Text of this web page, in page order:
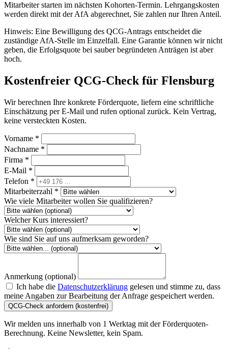
Mitarbeiter starten im nächsten Kohorten-Termin. Lehrgangskosten
werden direkt mit der AfA abgerechnet, Sie zahlen nur Ihren Anteil.
Hinweis: Eine Bewilligung des QCG-Antrags entscheidet die
zuständige AfA-Stelle im Einzelfall. Eine Garantie können wir nicht
geben, die Erfolgsquote bei sauber begründeten Anträgen ist aber
hoch.
Kostenfreier QCG-Check für Flensburg
Wir berechnen Ihre konkrete Förderquote, liefern eine schriftliche
Einschätzung per E-Mail und rufen optional zurück. Kein Vertrag,
keine versteckten Kosten.
Vorname *
Nachname *
Firma *
E-Mail *
Telefon *
Mitarbeiterzahl *
Wie viele Mitarbeiter wollen Sie qualifizieren?
Welcher Kurs interessiert?
Wie sind Sie auf uns aufmerksam geworden?
Anmerkung (optional)
Ich habe die Datenschutzerklärung gelesen und stimme zu, dass
meine Angaben zur Bearbeitung der Anfrage gespeichert werden.
QCG-Check anfordern (kostenfrei)
Wir melden uns innerhalb von 1 Werktag mit der Förderquoten-
Berechnung. Keine Newsletter, kein Spam.